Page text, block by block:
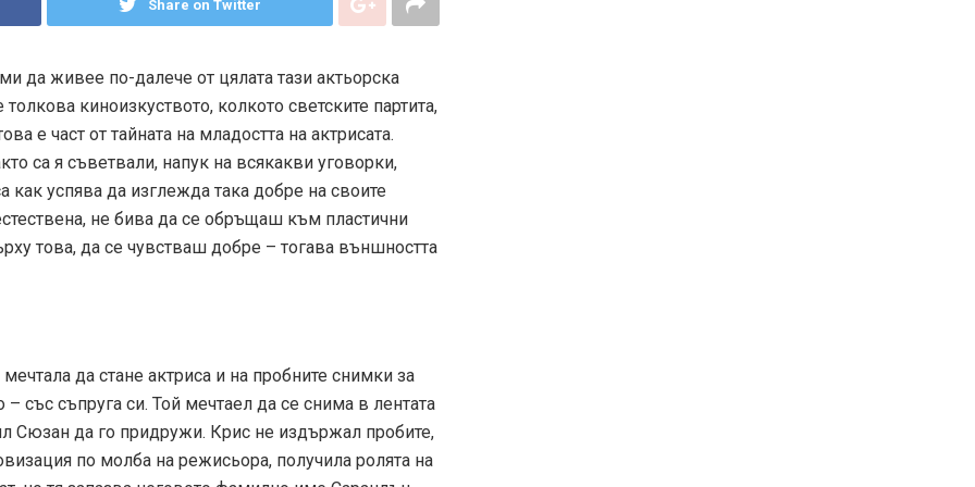
Share on Twitter
да живее по-далече от цялата тази актьорска
киноизкуството, колкото светските партита,
е част от тайната на младостта на актрисата.
са я съветвали, напук на всякакви уговорки,
успява да изглежда така добре на своите
не бива да се обръщаш към пластични
това, да се чувстваш добре – тогава външността
да стане актриса и на пробните снимки за
със съпруга си. Той мечтаел да се снима в лентата
Сюзан да го придружи. Крис не издържал пробите,
по молба на режисьора, получила ролята на